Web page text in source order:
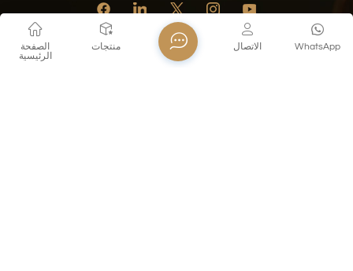
الصفحة
الرئيسية
منتجات WhatsApp الاتصال